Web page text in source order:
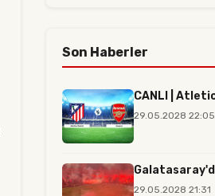
Son Haberler
CANLI |
29.05.2028 22:05
29.05.2028 21:31